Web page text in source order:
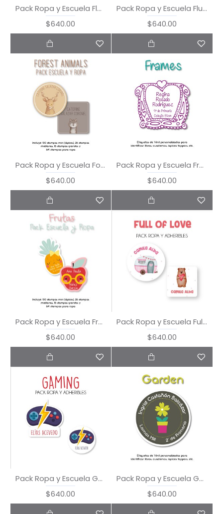
Pack Ropa y Escuela Flower
$640.00
Pack Ropa y Escuela Flubber
$640.00
Pack Ropa y Escuela Forest Animals
$640.00
Pack Ropa y Escuela Frames
$640.00
Pack Ropa y Escuela Frutas
$640.00
Pack Ropa y Escuela Full of Love
$640.00
Pack Ropa y Escuela Gaming
$640.00
Pack Ropa y Escuela Garden
$640.00